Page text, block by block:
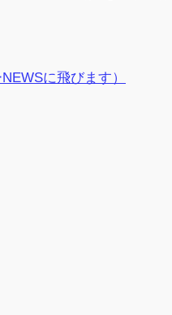
に飛びます）